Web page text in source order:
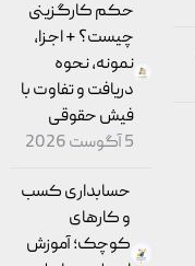
حکم کارگزینی
چیست؟ + اجزا،
نمونه، نحوه
دریافت و تفاوت با
فیش حقوقی
5 آگوست 2026
حسابداری کسب
و کارهای
کوچک؛ آموزش